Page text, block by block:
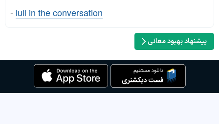
- lull in the conversation
پیشنهاد بهبود معانی